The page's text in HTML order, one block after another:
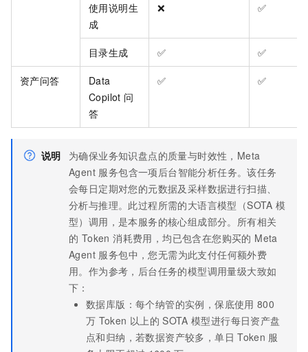
使用说明生
成
❌ ✅
目录生成 ✅ ✅
资产问答
Data
Copilot 问
答
✅ ✅
说明
为确保业务知识盘点的质量与时效性，Meta
Agent 服务包含一项后台智能分析任务。该任务
会每日定期对您的元数据及采样数据进行扫描、
分析与推理。此过程所需的大语言模型（SOTA 模
型）调用，是本服务的核心组成部分。所有相关
的 Token 消耗费用，均已包含在您购买的 Meta
Agent 服务包中，您无需为此支付任何额外费
用。作为参考，后台任务的模型调用量级大致如
下：
数据库版：每个纳管的实例，保底使用 800
万 Token 以上的 SOTA 模型进行每日资产盘
点和归纳，若数据资产较多，单日 Token 服